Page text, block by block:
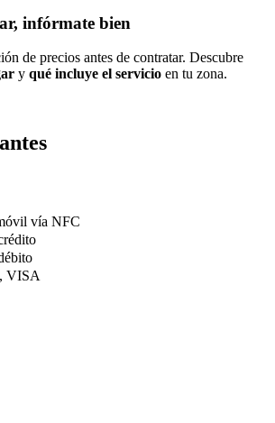
infórmate bien
de precios antes de contratar. Descubre
y qué incluye el servicio en tu zona.
vía NFC
VISA